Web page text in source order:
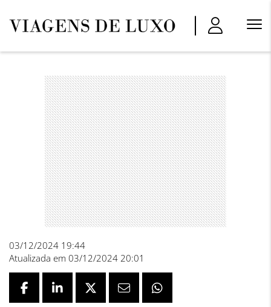
Menu
03/12/2024 19:44
Atualizada em 03/12/2024 20:01